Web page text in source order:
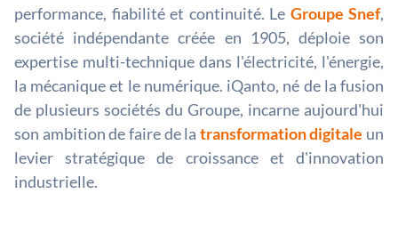
performance, fiabilité et continuité. Le Groupe Snef,
société indépendante créée en 1905, déploie son
expertise multi-technique dans l'électricité, l'énergie,
la mécanique et le numérique. iQanto, né de la fusion
de plusieurs sociétés du Groupe, incarne aujourd'hui
son ambition de faire de la transformation digitale un
levier stratégique de croissance et d'innovation
industrielle.